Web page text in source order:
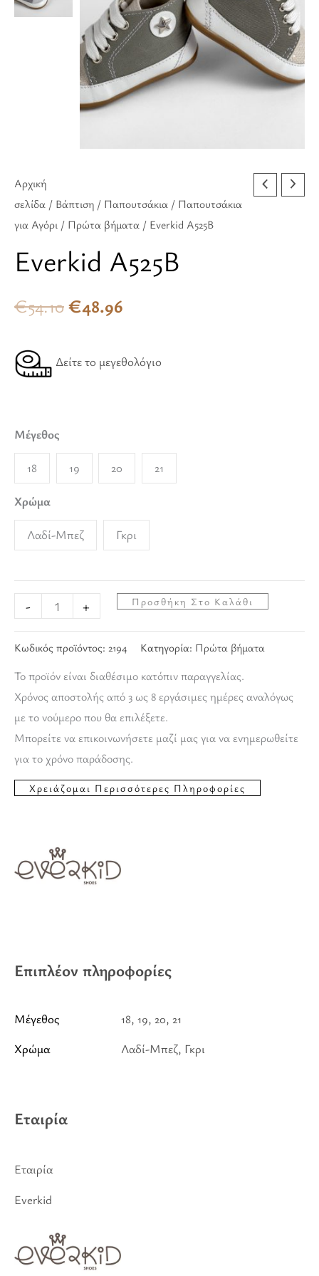
Αρχική
σελίδα / Βάπτιση / Παπουτσάκια / Παπουτσάκια
για Αγόρι / Πρώτα βήματα / Everkid A525B
Everkid A525B
€54.10
€54.10.
€48.96
είναι:
€48.96.
Δείτε το μεγεθολόγιο
Μέγεθος
18 19 20 21
Χρώμα
Λαδί-Μπεζ Γκρι
- + Προσθήκη Στο Καλάθι
Κωδικός προϊόντος: 2194 Κατηγορία: Πρώτα βήματα
Το προϊόν είναι διαθέσιμο κατόπιν παραγγελίας.
Χρόνος αποστολής από 3 ως 8 εργάσιμες ημέρες αναλόγως
με το νούμερο που θα επιλέξετε.
Μπορείτε να επικοινωνήσετε μαζί μας για να ενημερωθείτε
για το χρόνο παράδοσης.
Επιπλέον πληροφορίες
Μέγεθος
18, 19, 20, 21
Χρώμα
Λαδί-Μπεζ, Γκρι
Εταιρία
Εταιρία
Everkid